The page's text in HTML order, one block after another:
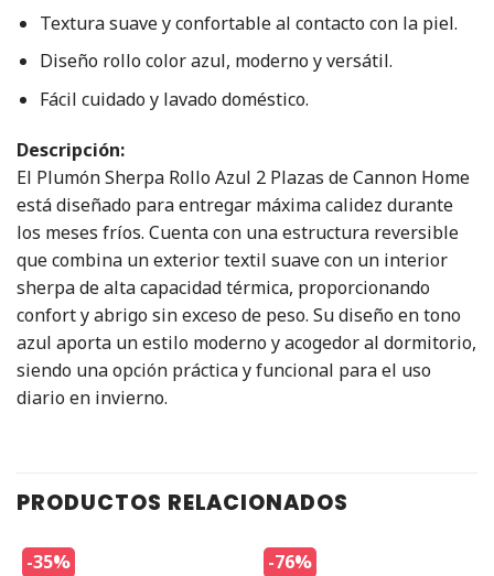
Textura suave y confortable al contacto con la piel.
Diseño rollo color azul, moderno y versátil.
Fácil cuidado y lavado doméstico.
Descripción:
El Plumón Sherpa Rollo Azul 2 Plazas de Cannon Home
está diseñado para entregar máxima calidez durante
los meses fríos. Cuenta con una estructura reversible
que combina un exterior textil suave con un interior
sherpa de alta capacidad térmica, proporcionando
confort y abrigo sin exceso de peso. Su diseño en tono
azul aporta un estilo moderno y acogedor al dormitorio,
siendo una opción práctica y funcional para el uso
diario en invierno.
PRODUCTOS RELACIONADOS
-35% -76%